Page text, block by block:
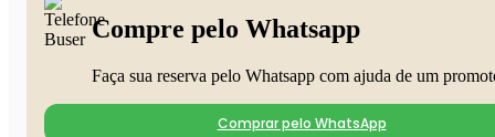
Compre pelo Whatsapp
Faça sua reserva pelo Whatsapp com ajuda de um
Comprar pelo WhatsApp